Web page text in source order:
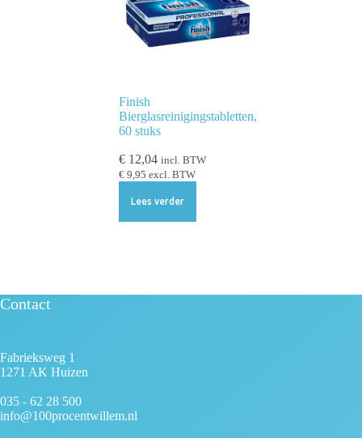
Finish
Bierglasreinigingstabletten,
60 stuks
€12,04 incl. BTW
€9,95 excl. BTW
Lees verder
Contact
Fabrieksweg 1
1271 AK Huizen
035 - 62 28 500
info@100procentwillem.nl